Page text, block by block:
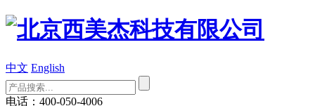
中文 English
电话：400-050-4006